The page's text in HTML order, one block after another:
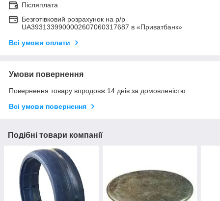
Післяплата
Безготівковий розрахунок на р/р
UA3931339900002607060317687 в «Приватбанк»
Всі умови оплати
Умови повернення
Повернення товару впродовж 14 днів за домовленістю
Всі умови повернення
Подібні товари компанії